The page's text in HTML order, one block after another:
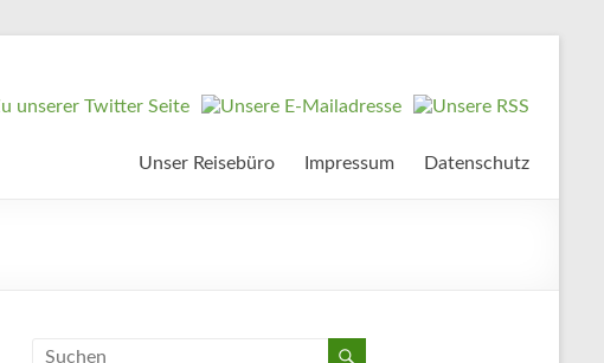
Unser Reisebüro Impressum Datenschutz